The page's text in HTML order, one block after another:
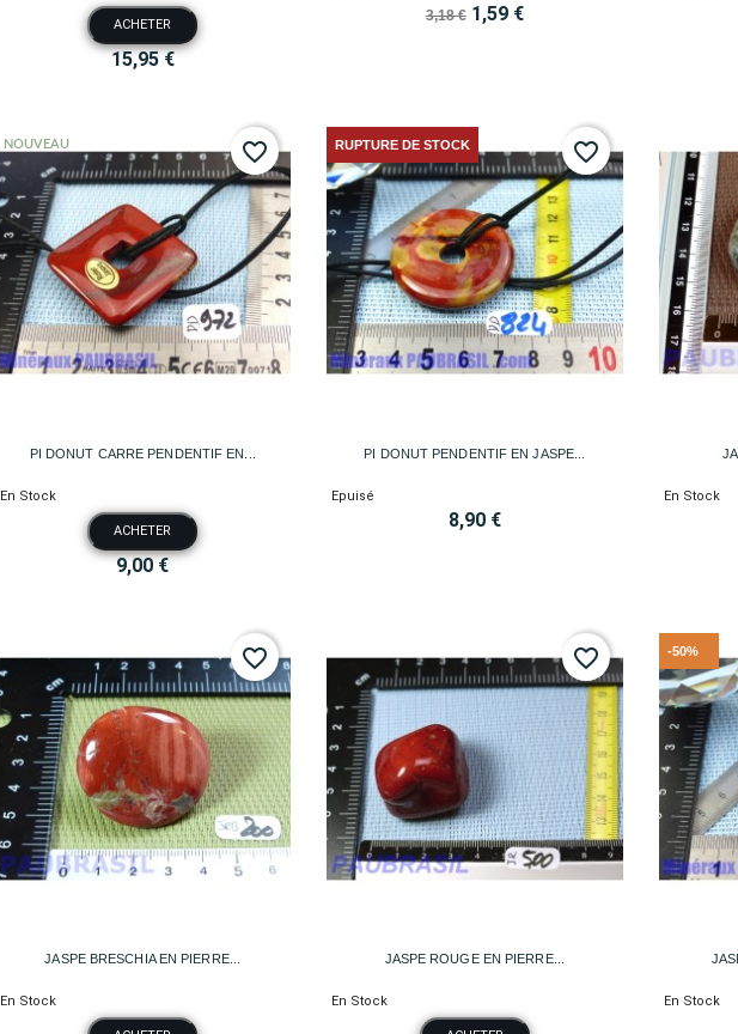
ACHETER
15,95 €
3,18 € 1,59 €
PI DONUT CARRE PENDENTIF EN...
En Stock
ACHETER
9,00 €
NOUVEAU favorite_border
PI DONUT PENDENTIF EN JASPE...
Epuisé
8,90 €
RUPTURE DE STOCK favorite_border
En Stock
JASPE BRESCHIA EN PIERRE...
En Stock
favorite_border
JASPE ROUGE EN PIERRE...
En Stock
favorite_border
En Stock
-50%